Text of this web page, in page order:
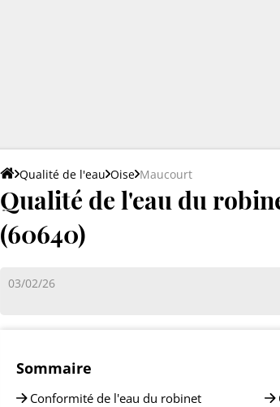
Qualité de l'eau Oise Maucourt
Qualité de l'eau du
(60640)
03/02/26
Sommaire
Conformité de l'eau du robinet